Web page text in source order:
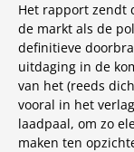
Het rapport zendt
de markt als de
definitieve
uitdaging in de
van het (reeds
vooral in het
laadpaal, om zo
maken ten